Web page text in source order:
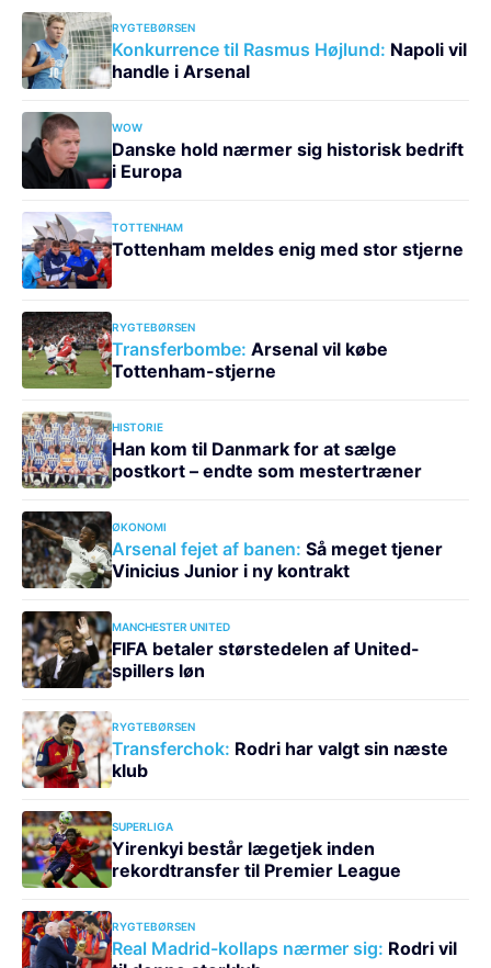
RYGTEBØRSEN
Konkurrence til Rasmus Højlund: Napoli vil
handle i Arsenal
WOW
Danske hold nærmer sig historisk bedrift
i Europa
TOTTENHAM
Tottenham meldes enig med stor stjerne
RYGTEBØRSEN
Transferbombe: Arsenal vil købe
Tottenham-stjerne
HISTORIE
Han kom til Danmark for at sælge
postkort – endte som mestertræner
ØKONOMI
Arsenal fejet af banen: Så meget tjener
Vinicius Junior i ny kontrakt
MANCHESTER UNITED
FIFA betaler størstedelen af United-
spillers løn
RYGTEBØRSEN
Transferchok: Rodri har valgt sin næste
klub
SUPERLIGA
Yirenkyi består lægetjek inden
rekordtransfer til Premier League
RYGTEBØRSEN
Real Madrid-kollaps nærmer sig: Rodri vil